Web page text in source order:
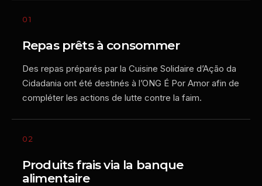
01
Repas prêts à consommer
Des repas préparés par la Cuisine Solidaire d’Ação da
Cidadania ont été destinés à l’ONG É Por Amor afin de
compléter les actions de lutte contre la faim.
02
Produits frais via la banque
alimentaire